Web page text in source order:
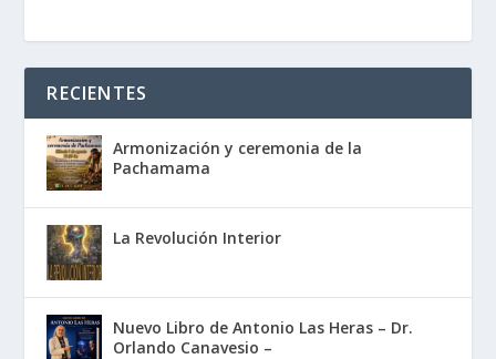
RECIENTES
Armonización y ceremonia de la
Pachamama
La Revolución Interior
Nuevo Libro de Antonio Las Heras – Dr.
Orlando Canavesio –